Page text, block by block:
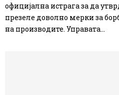
официјална истрага за да
презеле доволно мерки за
на производите. Управата...